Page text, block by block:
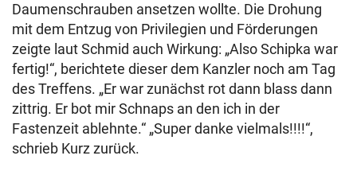
Daumenschrauben ansetzen wollte. Die Drohung
mit dem Entzug von Privilegien und Förderungen
zeigte laut Schmid auch Wirkung: „Also Schipka war
fertig!“, berichtete dieser dem Kanzler noch am Tag
des Treffens. „Er war zunächst rot dann blass dann
zittrig. Er bot mir Schnaps an den ich in der
Fastenzeit ablehnte.“ „Super danke vielmals!!!!“,
schrieb Kurz zurück.